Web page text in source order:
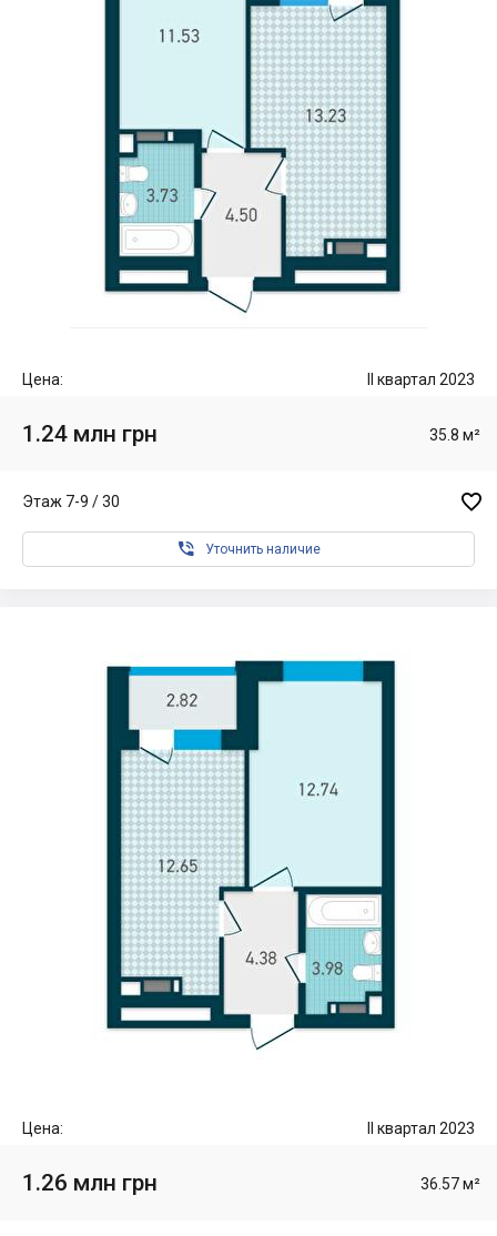
Цена: II квартал 2023
1.24 млн грн 35.8 м²
Этаж 7-9 / 30 
 Уточнить наличие
Цена: II квартал 2023
1.26 млн грн 36.57 м²